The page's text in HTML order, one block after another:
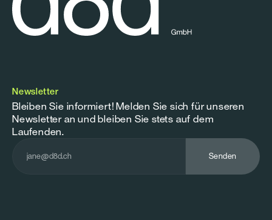
Newsletter
Bleiben Sie informiert! Melden Sie sich für unseren
Newsletter an und bleiben Sie stets auf dem
Laufenden.
Senden